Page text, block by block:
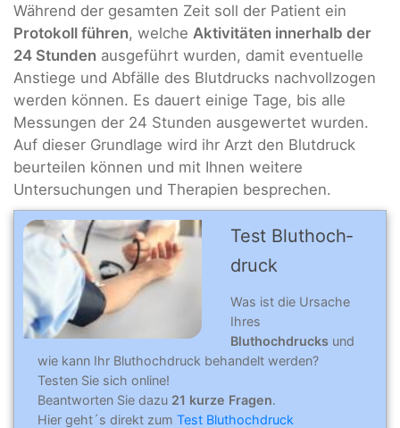
Während der gesamten Zeit soll der Patient ein
Protokoll führen, welche Aktivitäten innerhalb der
24 Stunden ausgeführt wurden, damit eventuelle
Anstiege und Abfälle des Blutdrucks nachvollzogen
werden können. Es dauert einige Tage, bis alle
Messungen der 24 Stunden ausgewertet wurden.
Auf dieser Grundlage wird ihr Arzt den Blutdruck
beurteilen können und mit Ihnen weitere
Untersuchungen und Therapien besprechen.
Test Blut­hoch­
druck
Was ist die Ursache
Ihres
Bluthochdrucks und
wie kann Ihr Bluthochdruck behandelt werden?
Testen Sie sich online!
Beantworten Sie dazu 21 kurze Fragen.
Hier geht´s direkt zum Test Bluthochdruck